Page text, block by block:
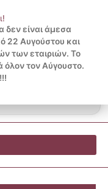
ΜΕ KLARNA
0.00€
0
Cart
δεν είναι άμεσα
22 Αυγούστου και
των εταιριών. Το
όλον τον Αύγουστο.